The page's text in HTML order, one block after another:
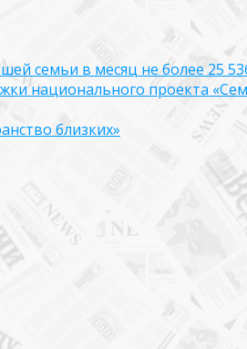
семьи в месяц не более 25
национального проекта
близких»